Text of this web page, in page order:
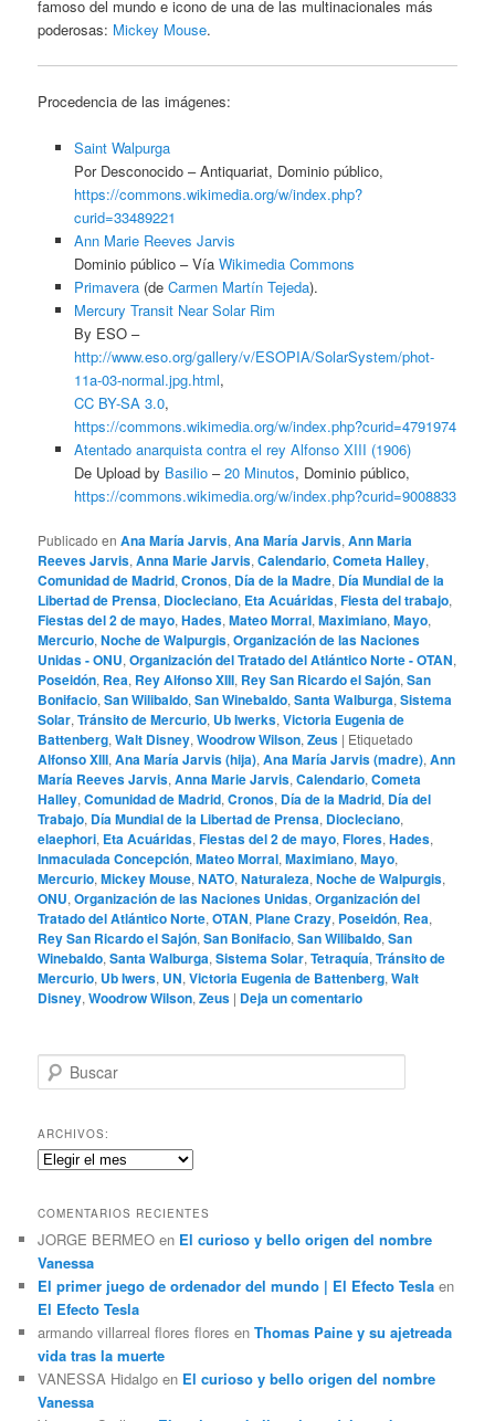
famoso del mundo e icono de una de las multinacionales más
poderosas: Mickey Mouse.
Procedencia de las imágenes:
Saint Walpurga
Por Desconocido – Antiquariat, Dominio público,
https://commons.wikimedia.org/w/index.php?
curid=33489221
Ann Marie Reeves Jarvis
Dominio público – Vía Wikimedia Commons
Primavera(de Carmen Martín Tejeda).
Mercury Transit Near Solar Rim
By ESO –
http://www.eso.org/gallery/v/ESOPIA/SolarSystem/phot-
11a-03-normal.jpg.html,
CC BY-SA 3.0,
https://commons.wikimedia.org/w/index.php?curid=4791974
Atentado anarquista contra el rey Alfonso XIII (1906)
De Upload by Basilio–20 Minutos, Dominio público,
https://commons.wikimedia.org/w/index.php?curid=9008833
Publicado en Ana María Jarvis,Ana María Jarvis,Ann Maria
Reeves Jarvis,Anna Marie Jarvis,Calendario,Cometa Halley,
Comunidad de Madrid,Cronos, Día de la Madre, Día Mundial de la
Libertad de Prensa, Diocleciano, Eta Acuáridas,Fiesta del trabajo,
Fiestas del 2 de mayo,Hades,Mateo Morral,Maximiano,Mayo,
Mercurio,Noche de Walpurgis,Organización de las Naciones
Unidas - ONU,Organización del Tratado del Atlántico Norte - OTAN,
Poseidón, Rea, Rey Alfonso XIII, Rey San Ricardo el Sajón,San
Bonifacio,San Wilibaldo,San Winebaldo,Santa Walburga,Sistema
Solar,Tránsito de Mercurio, Ub Iwerks,Victoria Eugenia de
Battenberg,Walt Disney,Woodrow Wilson,Zeus | Etiquetado
Alfonso XIII,Ana María Jarvis (hija),Ana María Jarvis (madre),Ann
María Reeves Jarvis,Anna Marie Jarvis,Calendario,Cometa
Halley,Comunidad de Madrid,Cronos, Día de la Madrid, Día del
Trabajo, Día Mundial de la Libertad de Prensa, Diocleciano,
elaephori, Eta Acuáridas,Fiestas del 2 de mayo,Flores,Hades,
Inmaculada Concepción,Mateo Morral,Maximiano,Mayo,
Mercurio,Mickey Mouse,NATO,Naturaleza,Noche de Walpurgis,
ONU,Organización de las Naciones Unidas,Organización del
Tratado del Atlántico Norte,OTAN, Plane Crazy, Poseidón, Rea,
Rey San Ricardo el Sajón,San Bonifacio,San Wilibaldo,San
Winebaldo,Santa Walburga,Sistema Solar,Tetraquía,Tránsito de
Mercurio, Ub Iwers, UN,Victoria Eugenia de Battenberg,Walt
Disney,Woodrow Wilson,Zeus | Deja un comentario
u
c
a
r
ARCHIVOS:
Archivos:
COMENTARIOS RECIENTES
JORGE BERMEO en El curioso y bello origen del nombre
Vanessa
El primer juego de ordenador del mundo | El Efecto Tesla en
El Efecto Tesla
armando villarreal flores flores enThomas Paine y su ajetreada
vida tras la muerte
VANESSA Hidalgo en El curioso y bello origen del nombre
Vanessa